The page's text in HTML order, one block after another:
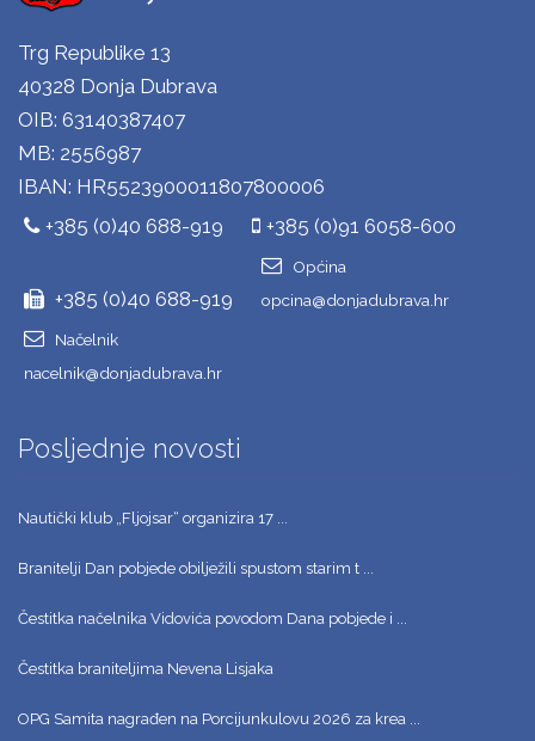
Trg Republike 13
40328 Donja Dubrava
OIB: 63140387407
MB: 2556987
IBAN: HR5523900011807800006
+385 (0)40 688-919
+385 (0)91 6058-600
+385 (0)40 688-919
Općina
opcina@donjadubrava.hr
Načelnik
nacelnik@donjadubrava.hr
Posljednje novosti
Nautički klub „Fljojsar“ organizira 17 ...
Branitelji Dan pobjede obilježili spustom starim t ...
Čestitka načelnika Vidovića povodom Dana pobjede i ...
Čestitka braniteljima Nevena Lisjaka
OPG Samita nagrađen na Porcijunkulovu 2026 za krea ...